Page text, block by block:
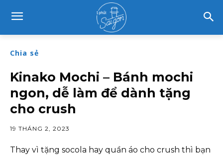
Chia sẻ
Kinako Mochi – Bánh mochi
ngon, dễ làm để dành tặng
cho crush
19 THÁNG 2, 2023
Thay vì tặng socola hay quần áo cho crush thì bạn